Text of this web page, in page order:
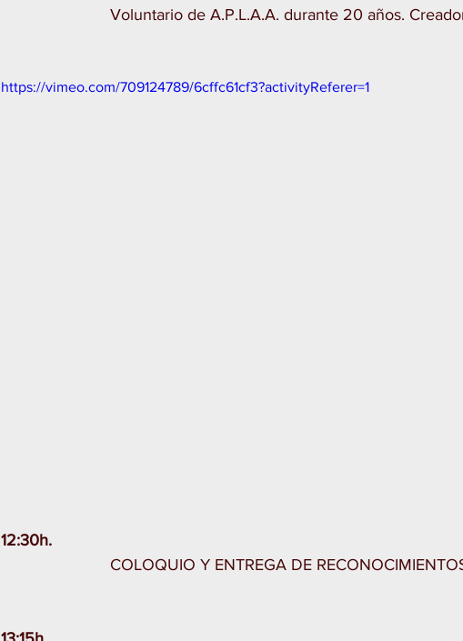
Voluntario de A.P.L.A.A. durante 20 años.
https://vimeo.com/709124789/6cffc61cf3?activityReferer=1
12:30h.
COLOQUIO Y ENTREGA DE